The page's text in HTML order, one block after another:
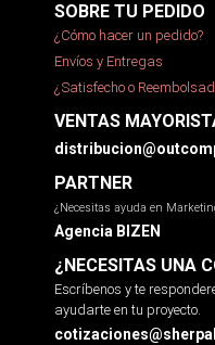
SOBRE TU PEDIDO
¿Cómo hacer un pedido?
Envíos y Entregas
¿Satisfecho o
VENTAS
PARTNER
¿Necesitas ayuda en
Agencia BIZEN
¿NECESITAS UNA
Escríbenos y te
ayudarte en tu proyecto.